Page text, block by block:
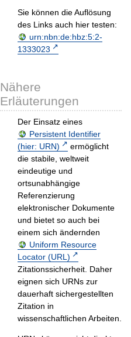
Sie können die Auflösung
des Links auch hier testen:
urn:nbn:de:hbz:5:2-
1333023
Nähere
Erläuterungen
Der Einsatz eines
Persistent Identifier
(hier: URN)
ermöglicht
die stabile, weltweit
eindeutige und
ortsunabhängige
Referenzierung
elektronischer Dokumente
und bietet so auch bei
einem sich ändernden
Uniform Resource
Locator (URL)
Zitationssicherheit. Daher
eignen sich URNs zur
dauerhaft sichergestellten
Zitation in
wissenschaftlichen Arbeiten.